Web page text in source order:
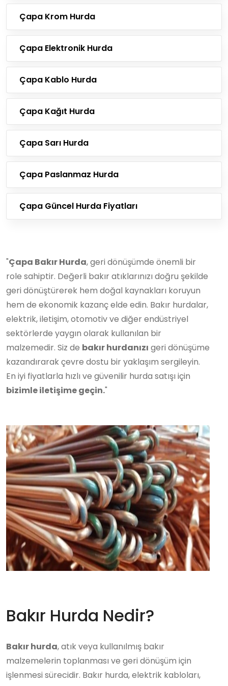
Çapa Krom Hurda
Çapa Elektronik Hurda
Çapa Kablo Hurda
Çapa Kağıt Hurda
Çapa Sarı Hurda
Çapa Paslanmaz Hurda
Çapa Güncel Hurda Fiyatları
"Çapa Bakır Hurda, geri dönüşümde önemli bir
role sahiptir. Değerli bakır atıklarınızı doğru şekilde
geri dönüştürerek hem doğal kaynakları koruyun
hem de ekonomik kazanç elde edin. Bakır hurdalar,
elektrik, iletişim, otomotiv ve diğer endüstriyel
sektörlerde yaygın olarak kullanılan bir
malzemedir. Siz de bakır hurdanızı geri dönüşüme
kazandırarak çevre dostu bir yaklaşım sergileyin.
En iyi fiyatlarla hızlı ve güvenilir hurda satışı için
bizimle iletişime geçin."
Bakır Hurda Nedir?
Bakır hurda, atık veya kullanılmış bakır
malzemelerin toplanması ve geri dönüşüm için
işlenmesi sürecidir. Bakır hurda, elektrik kabloları,